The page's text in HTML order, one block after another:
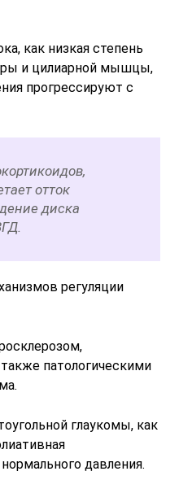
как низкая степень
и цилиарной мышцы,
прогрессируют с
отток
диска
регуляции
патологическими
глаукомы, как
давления.